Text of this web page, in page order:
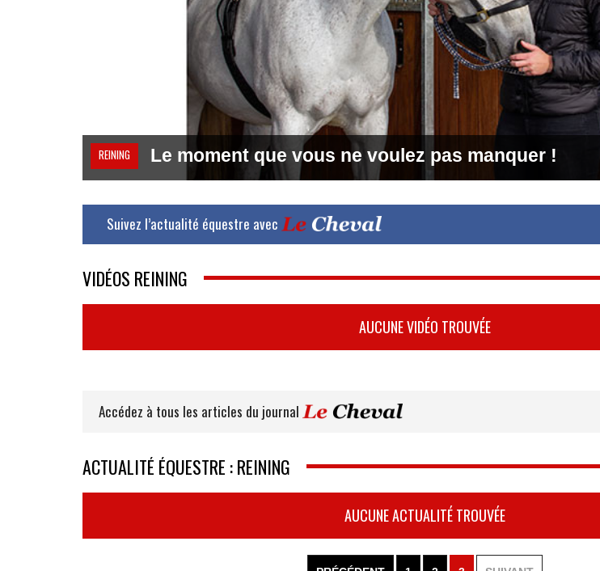
REINING Le moment que vous ne voulez pas manquer !
Suivez l’actualité équestre avec
VIDÉOS REINING
AUCUNE VIDÉO TROUVÉE
Accédez à tous les articles du journal
ACTUALITÉ ÉQUESTRE : REINING
AUCUNE ACTUALITÉ TROUVÉE